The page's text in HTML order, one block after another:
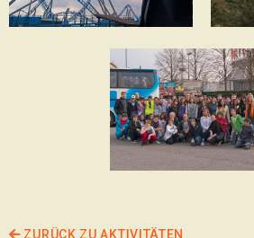
ZURÜCK ZU AKTIVITÄTEN